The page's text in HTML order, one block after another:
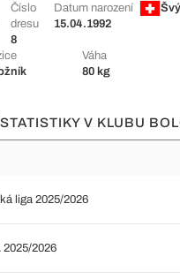
Číslo
dresu
8
Datum narození
15.04.1992
Váha
80 kg
V KLUBU
liga 2025/2026
2025/2026